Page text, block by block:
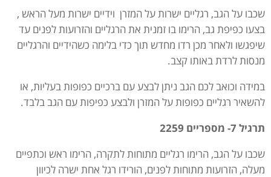
שכבו על הגב, רגליים ישרות על המזרן וידיים ישרות מעל הראש ,
בצעו כפיפת גב, הרימו בו זמנית את הרגליים והזרועות לפנים עד
שיפגשו ולאחר מכן רדו מחדש תוך כדי בלימה כשהידיים והרגליים
מנסות לרדת באותו קצב.
במידה וכואב לכם הגב ניתן לבצע עם ברכיים כפופות בעליות, או
להשאיר רגליים כפופות על המזרן ולבצע כפיפות עם הגב בלבד.
תרגיל 7- מספריים 2259
שכבו על הגב, הרימו רגליים מתוחות לתקרה, הרימו ראש וכתפיים
מעלה, הזרועות מתוחות לפנים, הורידו רגל אחת ישרה לכיוון